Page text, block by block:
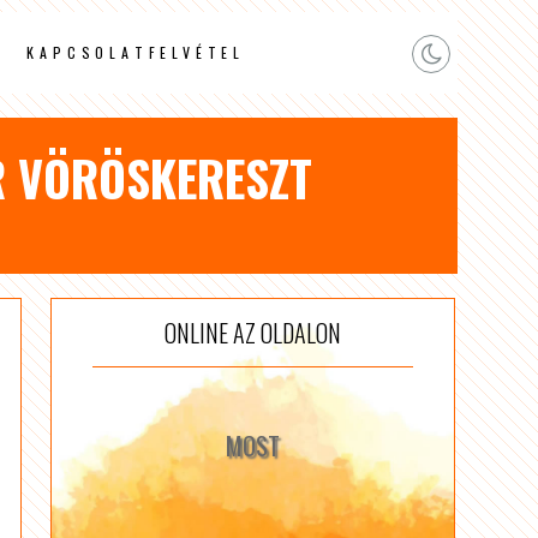
KAPCSOLATFELVÉTEL
ONLINE AZ OLDALON
MOST